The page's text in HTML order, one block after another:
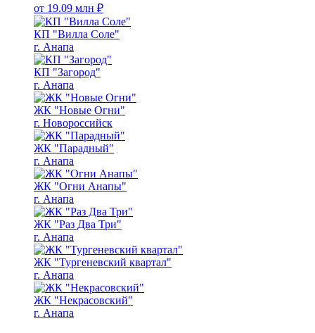
от 19.09 млн ₽
КП "Вилла Соле"
г. Анапа
КП "Загород"
г. Анапа
ЖК "Новые Огни"
г. Новороссийск
ЖК "Парадный"
г. Анапа
ЖК "Огни Анапы"
г. Анапа
ЖК "Раз Два Три"
г. Анапа
ЖК "Тургеневский квартал"
г. Анапа
ЖК "Некрасовский"
г. Анапа